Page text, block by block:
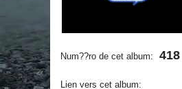
Num??ro de cet album: 418
Lien vers cet album: